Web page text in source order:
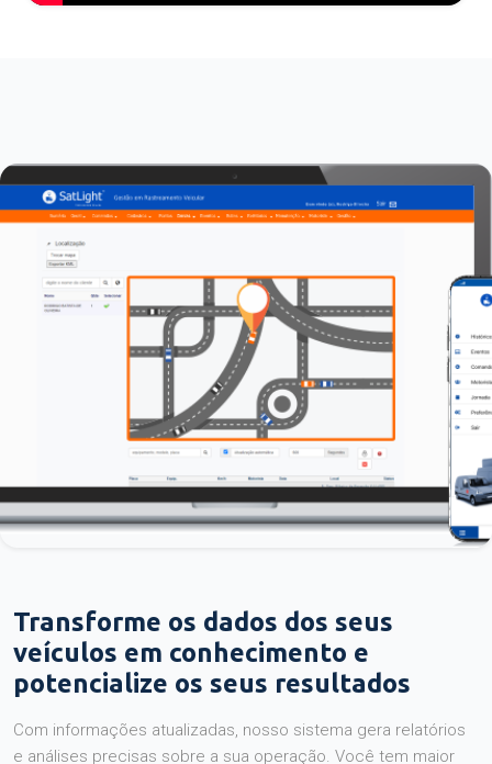
Transforme os dados dos seus
veículos em conhecimento e
potencialize os seus resultados
Com informações atualizadas, nosso sistema gera relatórios
e análises precisas sobre a sua operação. Você tem maior